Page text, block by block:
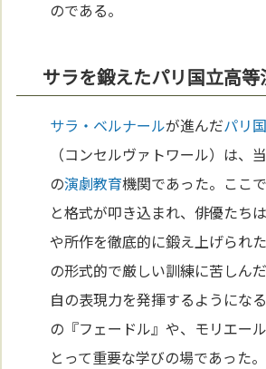
のである。
サラを鍛えたパリ国立高
サラ・ベルナールが進んだパリ国
（コンセルヴァトワール）は、
の演劇教育機関であった。ここ
と格式が叩き込まれ、俳優たち
や所作を徹底的に鍛え上げられ
の形式的で厳しい訓練に苦しん
自の表現力を発揮するようにな
の『フェードル』や、モリエー
とって重要な学びの場であった